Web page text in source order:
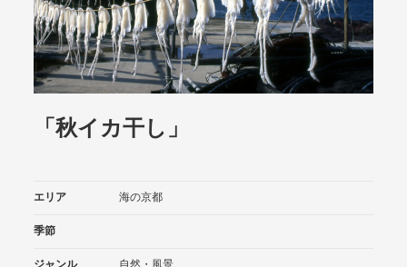
「秋イカ干し」
エリア 海の京都
季節
ジャンル 自然・風景